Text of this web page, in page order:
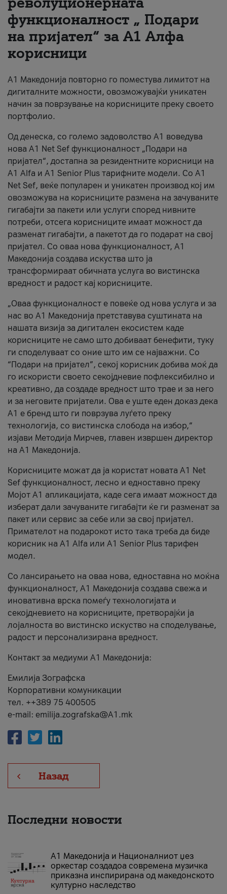
За нас
#ПодобарОнлајн
функционалност „ Подари
на пријател“ за А1 Алфа
корисници
А1 Македонија повторно го поместува лимитот на
дигиталните можности, овозможувајќи уникатен
начин за поврзување на корисниците преку своето
портфолио.
Од денеска, со големо задоволство А1 воведува
нова A1 Net Sef функционалност „Подари на
пријател“, достапна за резидентните корисници на
А1 Alfa и A1 Senior Plus тарифните модели. Со A1
Net Sef, веќе популарен и уникатен производ кој им
овозможува на корисниците размена на зачуваните
гигабајти за пакети или услуги според нивните
потреби, отсега корисниците имаат можност да
разменат гигабајти, а пакетот да го подарат на свој
пријател. Со оваа нова функционалност, А1
Македонија создава искуства што ја
трансформираат обичната услуга во вистинска
вредност и радост кај корисниците.
„Оваа функционалност е повеќе од нова услуга и за
нас во А1 Македонија претставува суштината на
нашата визија за дигитален екосистем каде
корисниците не само што добиваат бенефити, туку
ги споделуваат со оние што им се најважни. Со
“Подари на пријател”, секој корисник добива моќ да
го искористи своето секојдневие пофлексибилно и
креативно, да создаде вредност што трае и за него
и за неговите пријатели. Ова е уште еден доказ дека
А1 е бренд што ги поврзува луѓето преку
технологија, со вистинска слобода на избор,“
изјави Методија Мирчев, главен извршен директор
на А1 Македонија.
Корисниците можат да ја користат новата А1 Net
Sef функционалност, лесно и едноставно преку
Мојот А1 апликацијата, каде сега имаат можност да
изберат дали зачуваните гигабајти ќе ги разменат за
пакет или сервис за себе или за свој пријател.
Примателот на подарокот исто така треба да биде
корисник на А1 Alfa или A1 Senior Plus тарифен
модел.
Со лансирањето на оваа нова, едноставна но моќна
функционалност, А1 Македонија создава свежа и
иновативна врска помеѓу технологијата и
секојдневието на корисниците, претворајќи ја
лојалноста во вистинско искуство на споделување,
радост и персонализирана вредност.
Контакт за медиуми А1 Македонија:
Емилија Зографска
Корпоративни комуникации
тел. ++389 75 400505
e-mail: emilija.zografska@A1.mk
Назад
Последни новости
А1 Македонија и Националниот џез
оркестар создадоа современа музичка
приказна инспирирана од македонското
културно наследство